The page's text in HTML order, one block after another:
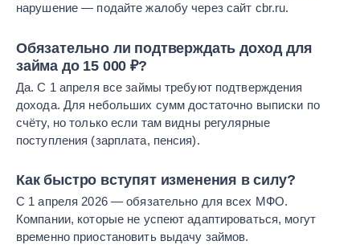
нарушение — подайте жалобу через сайт cbr.ru.
Обязательно ли подтверждать доход для
займа до 15 000 ₽?
Да. С 1 апреля все займы требуют подтверждения
дохода. Для небольших сумм достаточно выписки по
счёту, но только если там видны регулярные
поступления (зарплата, пенсия).
Как быстро вступят изменения в силу?
С 1 апреля 2026 — обязательно для всех МФО.
Компании, которые не успеют адаптироваться, могут
временно приостановить выдачу займов.